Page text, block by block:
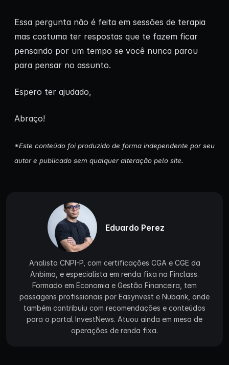
Essa pergunta não é feita em sessões de terapia
mas costuma ter respostas que te fazem ficar
pensando por um tempo se você nunca parou
para pensar no assunto.
Espero ter ajudado,
Abraço!
*Este conteúdo foi produzido de forma independente por seu
autor e publicado sem qualquer alteração pelo site.
Eduardo Perez
Analista CNPI-P, com certificações CGA e CGE da
Anbima, e especialista em renda fixa na Finclass.
Formado em Economia e Gestão Financeira, tem
passagens profissionais por Easynvest e Nubank, onde
também contribuiu com recomendações e conteúdos
para o portal InvestNews. Atuou ainda em mesa de
operações de renda fixa.